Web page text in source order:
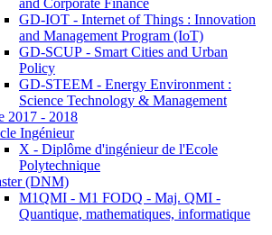
and Corporate Finance
GD-IOT - Internet of Things : Innovation
and Management Program (IoT)
GD-SCUP - Smart Cities and Urban
Policy
GD-STEEM - Energy Environment :
Science Technology & Management
2017 - 2018
Ingénieur
X - Diplôme d'ingénieur de l'Ecole
Polytechnique
(DNM)
M1QMI - M1 FODQ - Maj. QMI -
Quantique, mathematiques, informatique